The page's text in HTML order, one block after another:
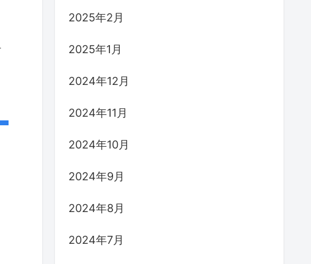
2025年2月
2025年1月
2024年12月
2024年11月
2024年10月
2024年9月
2024年8月
2024年7月